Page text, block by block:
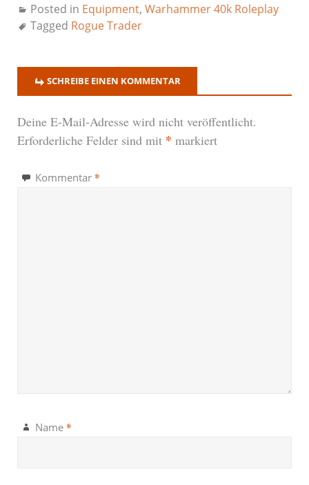
Posted in Equipment, Warhammer 40k Roleplay
Tagged Rogue Trader
SCHREIBE EINEN KOMMENTAR
Deine E-Mail-Adresse wird nicht veröffentlicht.
Erforderliche Felder sind mit * markiert
Kommentar *
Name *